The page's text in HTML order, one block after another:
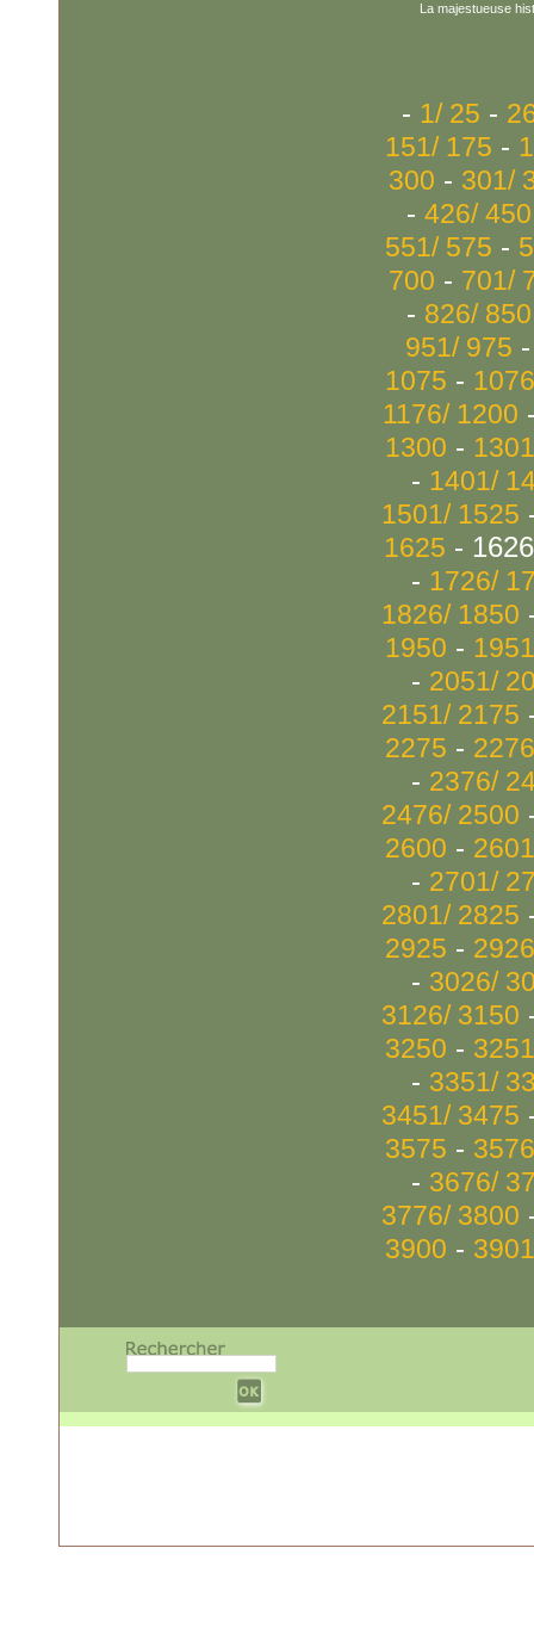
La majestueuse
- 1/ 25 -
151/ 175 -
300 - 301/
- 426/ 450
551/ 575 -
700 - 701/
- 826/ 850
951/ 975
1075 -
1176/ 1200
1300 -
- 1401/
1501/ 1525
1625 -
- 1726/
1826/ 1850
1950 -
- 2051/
2151/ 2175
2275 -
- 2376/
2476/ 2500
2600 -
- 2701/
2801/ 2825
2925 -
- 3026/
3126/ 3150
3250 -
- 3351/
3451/ 3475
3575 -
- 3676/
3776/ 3800
3900 -